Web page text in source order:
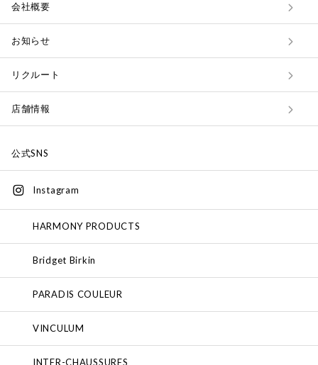
会社概要
お知らせ
リクルート
店舗情報
公式SNS
Instagram
HARMONY PRODUCTS
Bridget Birkin
PARADIS COULEUR
VINCULUM
INTER-CHAUSSURES